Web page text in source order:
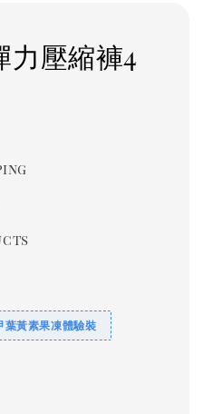
力壓縮褲4
葉黃素果凍體驗裝